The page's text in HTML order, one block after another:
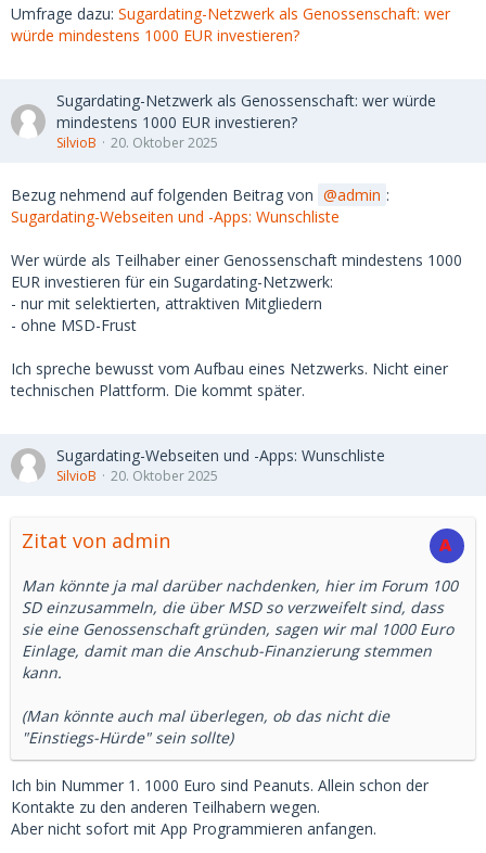
Umfrage dazu: Sugardating-Netzwerk als Genossenschaft: wer
würde mindestens 1000 EUR investieren?
Sugardating-Netzwerk als Genossenschaft: wer würde
mindestens 1000 EUR investieren?
SilvioB 20. Oktober 2025
Bezug nehmend auf folgenden Beitrag von admin :
Sugardating-Webseiten und -Apps: Wunschliste
Wer würde als Teilhaber einer Genossenschaft mindestens 1000
EUR investieren für ein Sugardating-Netzwerk:
- nur mit selektierten, attraktiven Mitgliedern
- ohne MSD-Frust
Ich spreche bewusst vom Aufbau eines Netzwerks. Nicht einer
technischen Plattform. Die kommt später.
Sugardating-Webseiten und -Apps: Wunschliste
SilvioB 20. Oktober 2025
Zitat von admin
Man könnte ja mal darüber nachdenken, hier im Forum 100
SD einzusammeln, die über MSD so verzweifelt sind, dass
sie eine Genossenschaft gründen, sagen wir mal 1000 Euro
Einlage, damit man die Anschub-Finanzierung stemmen
kann.
(Man könnte auch mal überlegen, ob das nicht die
"Einstiegs-Hürde" sein sollte)
Ich bin Nummer 1. 1000 Euro sind Peanuts. Allein schon der
Kontakte zu den anderen Teilhabern wegen.
Aber nicht sofort mit App Programmieren anfangen.